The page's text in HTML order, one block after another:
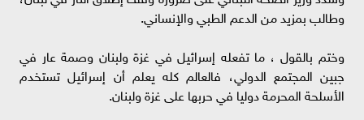
وطالب بمزيد من الدعم الطبي والإنساني.
وختم بالقول ، ما تفعله إسرائيل في غزة ولبنان وصمة عار في
جبين المجتمع الدولي، فالعالم كله يعلم أن إسرائيل تستخدم
الأسلحة المحرمة دوليا في حربها على غزة ولبنان.